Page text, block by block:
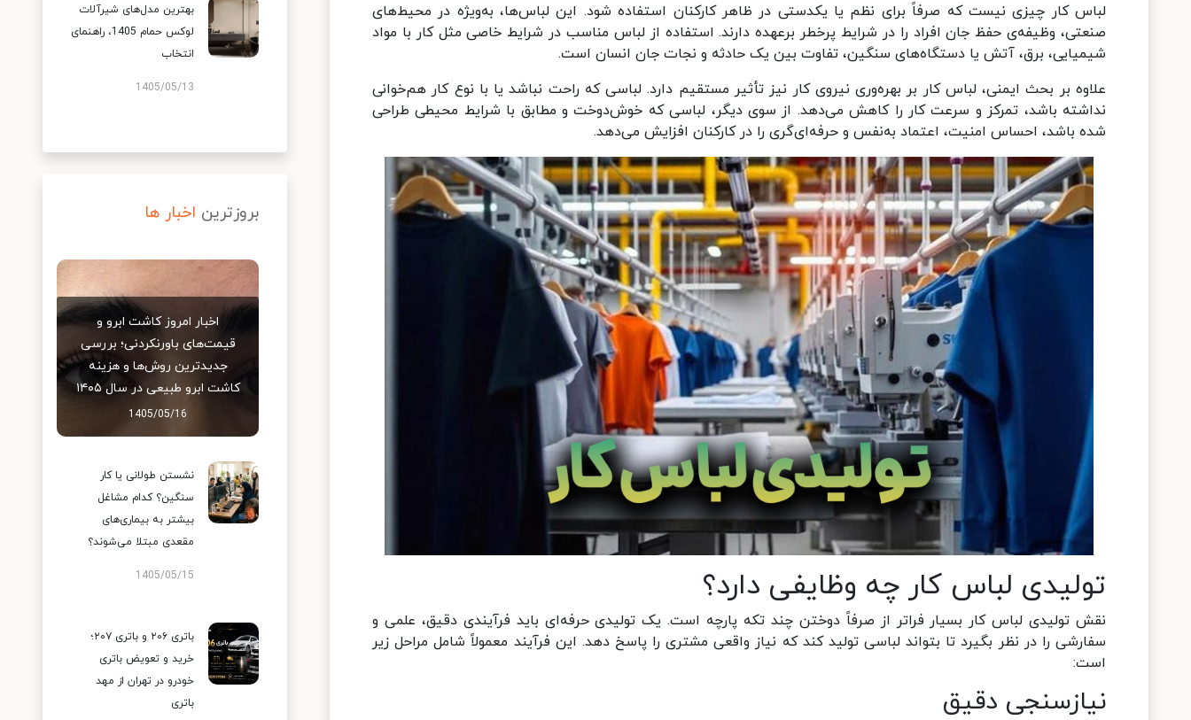
لباس کار چیزی نیست که صرفاً برای نظم یا یکدستی در ظاهر کارکنان استفاده شود. این لباس‌ها، به‌ویژه در محیط‌های
صنعتی، وظیفه‌ی حفظ جان افراد را در شرایط پرخطر برعهده دارند. استفاده از لباس مناسب در شرایط خاصی مثل کار با مواد
شیمیایی، برق، آتش یا دستگاه‌های سنگین، تفاوت بین یک حادثه و نجات جان انسان است.
علاوه بر بحث ایمنی، لباس کار بر بهره‌وری نیروی کار نیز تأثیر مستقیم دارد. لباسی که راحت نباشد یا با نوع کار هم‌خوانی
نداشته باشد، تمرکز و سرعت کار را کاهش می‌دهد. از سوی دیگر، لباسی که خوش‌دوخت و مطابق با شرایط محیطی طراحی
شده باشد، احساس امنیت، اعتماد به‌نفس و حرفه‌ای‌گری را در کارکنان افزایش می‌دهد.
تولیدی لباس کار چه وظایفی دارد؟
نقش تولیدی لباس کار بسیار فراتر از صرفاً دوختن چند تکه پارچه است. یک تولیدی حرفه‌ای باید فرآیندی دقیق، علمی و
سفارشی را در نظر بگیرد تا بتواند لباسی تولید کند که نیاز واقعی مشتری را پاسخ دهد. این فرآیند معمولاً شامل مراحل زیر
است:
نیازسنجی دقیق
بهترین مدل‌های شیرآلات
لوکس حمام 1405، راهنمای
انتخاب
1405/05/13
بروزترین اخبار ها
اخبار امروز کاشت ابرو و
قیمت‌های باورنکردنی؛ بررسی
جدیدترین روش‌ها و هزینه
کاشت ابرو طبیعی در سال ۱۴۰۵
1405/05/16
نشستن طولانی یا کار
سنگین؟ کدام مشاغل
بیشتر به بیماری‌های
مقعدی مبتلا می‌شوند؟
1405/05/15
باتری ۲۰۶ و باتری ۲۰۷؛
خرید و تعویض باتری
خودرو در تهران از مهد
باتری